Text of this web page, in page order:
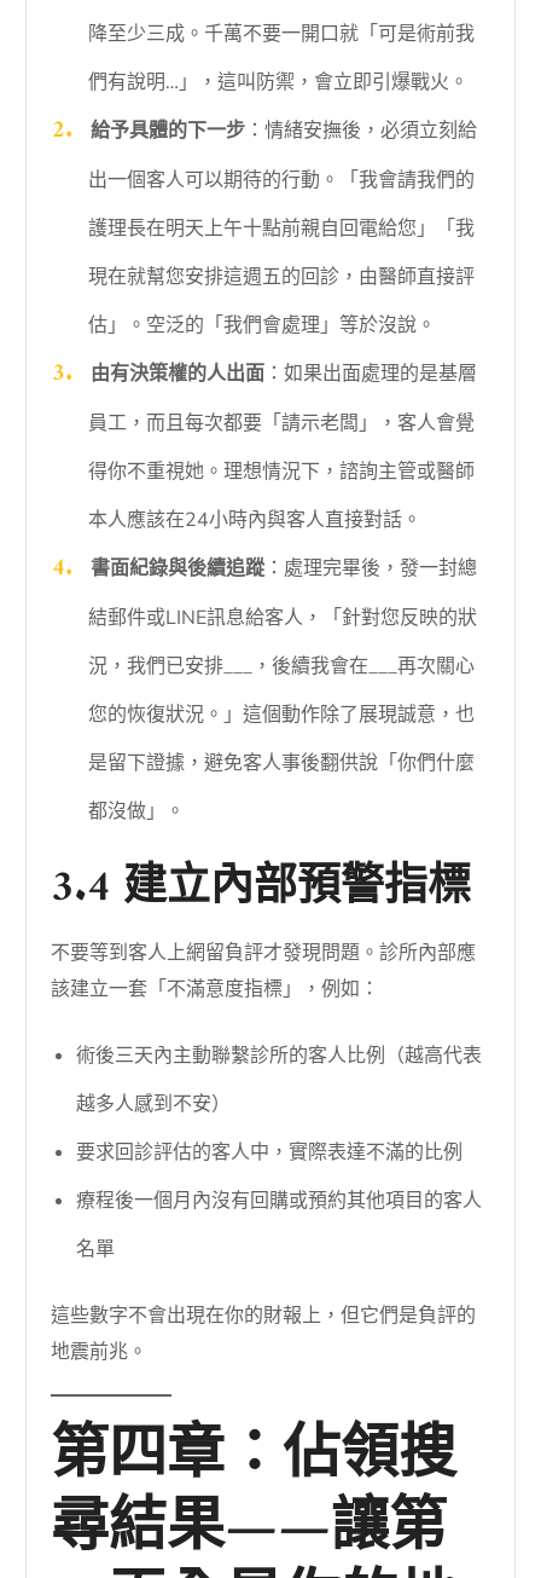
降至少三成。千萬不要一開口就「可是術前我
們有說明…」，這叫防禦，會立即引爆戰火。
給予具體的下一步：情緒安撫後，必須立刻給
出一個客人可以期待的行動。「我會請我們的
護理長在明天上午十點前親自回電給您」「我
現在就幫您安排這週五的回診，由醫師直接評
估」。空泛的「我們會處理」等於沒說。
由有決策權的人出面：如果出面處理的是基層
員工，而且每次都要「請示老闆」，客人會覺
得你不重視她。理想情況下，諮詢主管或醫師
本人應該在24小時內與客人直接對話。
書面紀錄與後續追蹤：處理完畢後，發一封總
結郵件或LINE訊息給客人，「針對您反映的狀
況，我們已安排___，後續我會在___再次關心
您的恢復狀況。」這個動作除了展現誠意，也
是留下證據，避免客人事後翻供說「你們什麼
都沒做」。
3.4 建立內部預警指標
不要等到客人上網留負評才發現問題。診所內部應
該建立一套「不滿意度指標」，例如：
術後三天內主動聯繫診所的客人比例（越高代表
越多人感到不安）
要求回診評估的客人中，實際表達不滿的比例
療程後一個月內沒有回購或預約其他項目的客人
名單
這些數字不會出現在你的財報上，但它們是負評的
地震前兆。
第四章：佔領搜
尋結果——讓第